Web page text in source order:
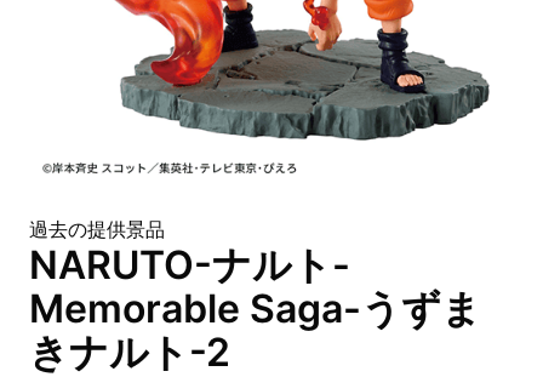
過去の提供景品
NARUTO-ナルト-
Memorable Saga-うずま
きナルト-2